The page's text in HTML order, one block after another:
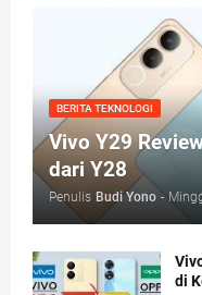
BERITA TEKNOLOGI
Vivo Y29
dari Y28
Penulis Budi Yono -
di